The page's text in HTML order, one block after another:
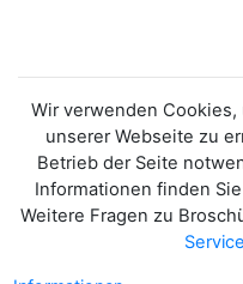
Wir verwenden
unserer Webseite zu
Betrieb der Seite
Informationen finden
Weitere Fragen zu